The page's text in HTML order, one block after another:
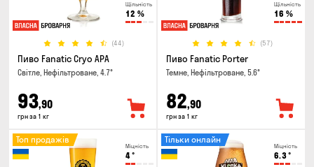
Щільність
12 %
(44)
Пиво Fanatic Cryo APA
Світле, Нефільтроване, 4.7°
93,90
грн за 1 кг
Щільність
16 %
(57)
Пиво Fanatic Porter
Темне, Нефільтроване, 5.6°
82,90
грн за 1 кг
Міцність
4°
Топ продажів
Міцність
6.3°
Тільки онлайн